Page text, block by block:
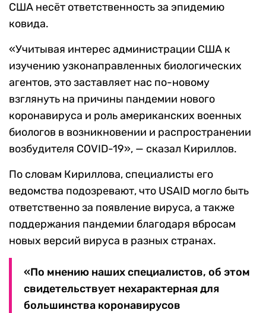
США несёт ответственность за эпидемию
ковида.
«Учитывая интерес администрации США к
изучению узконаправленных биологических
агентов, это заставляет нас по-новому
взглянуть на причины пандемии нового
коронавируса и роль американских военных
биологов в возникновении и распространении
возбудителя COVID-19», — сказал Кириллов.
По словам Кириллова, специалисты его
ведомства подозревают, что USAID могло быть
ответственно за появление вируса, а также
поддержания пандемии благодаря вбросам
новых версий вируса в разных странах.
«По мнению наших специалистов, об этом
свидетельствует нехарактерная для
большинства коронавирусов